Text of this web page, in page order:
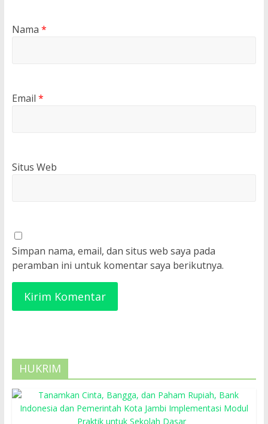
Nama *
Email *
Situs Web
Simpan nama, email, dan situs web saya pada
peramban ini untuk komentar saya berikutnya.
HUKRIM